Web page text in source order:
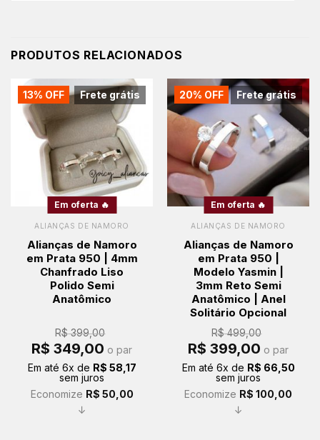
PRODUTOS RELACIONADOS
Frete grátis
13% OFF
Em oferta 🔥
ALIANÇAS DE NAMORO
Alianças de Namoro
em Prata 950 | 4mm
Chanfrado Liso
Polido Semi
Anatômico
R$399,00
O
preço
era:
R$ 399,00.
R$ 349,00 preço
é:
o par
Em até 6x de R$ 58,17
sem juros
Economize R$ 50,00
↓
Frete grátis
20% OFF
Em oferta 🔥
ALIANÇAS DE NAMORO
Alianças de Namoro
em Prata 950 |
Modelo Yasmin |
3mm Reto Semi
Anatômico | Anel
Solitário Opcional
R$499,00
O
preço
era:
R$ 499,00.
R$ 399,00 preço
é:
o par
Em até 6x de R$ 66,50
sem juros
Economize R$ 100,00
↓